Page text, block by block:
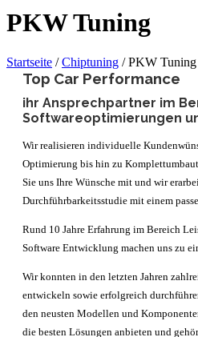
PKW Tuning
Startseite /Chiptuning / PKW Tuning
Top Car Performance
ihr Ansprechpartner im
Softwareoptimierungen
Wir realisieren individuelle
Optimierung bis hin zu
Sie uns Ihre Wünsche mit und wir
Durchführbarkeitsstudie mit einem
Rund 10 Jahre Erfahrung im Bereich
Software Entwicklung machen uns zu
Wir konnten in den letzten Jahren
entwickeln sowie erfolgreich
den neusten Modellen und
die besten Lösungen anbieten und